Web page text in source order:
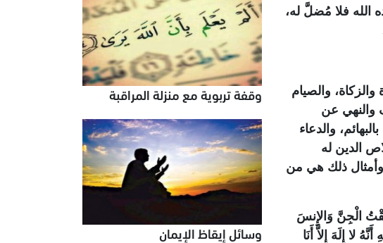
الله فلا مُضلَّ له،
والصيام
والنهي عن
والدعاء
الدين له
وأمثال ذلك هي من
الْجِنَّ وَالإِنسَ
لا إِلَهَ إِلاَّ أَنَا
وقفة تربوية مع منزلة المراقبة
وسائل إيقاظ الإيمان